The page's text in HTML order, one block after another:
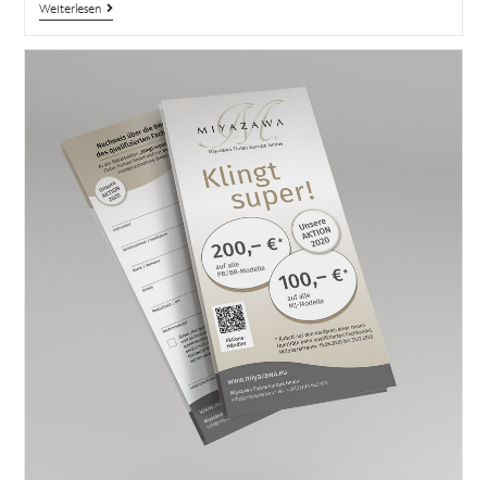
Weiterlesen